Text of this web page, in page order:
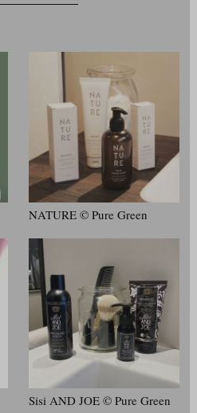
NATURE © Pure Green
Sisi AND JOE © Pure Green